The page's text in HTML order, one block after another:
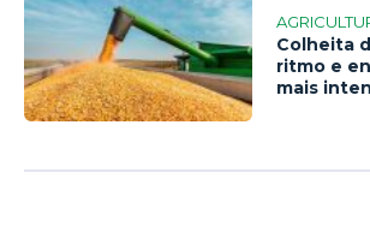
Colheita
ritmo e
mais